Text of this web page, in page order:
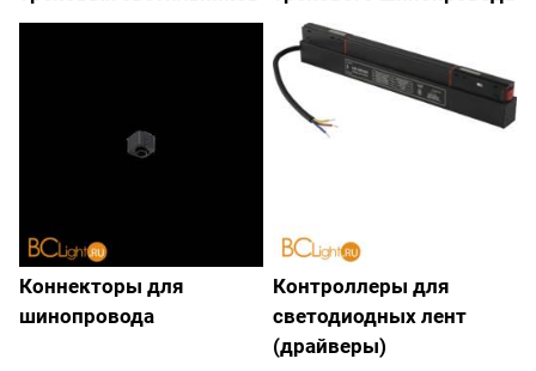
Коннекторы для
шинопровода
Контроллеры для
светодиодных лент
(драйверы)